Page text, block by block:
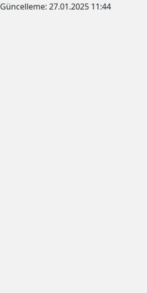
Güncelleme: 27.01.2025 11:44